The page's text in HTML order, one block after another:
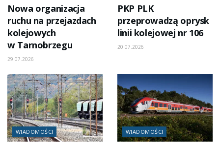
Nowa organizacja
ruchu na przejazdach
kolejowych
w Tarnobrzegu
29.07.2026
PKP PLK
przeprowadzą oprysk
linii kolejowej nr 106
20.07.2026
WIADOMOŚCI WIADOMOŚCI